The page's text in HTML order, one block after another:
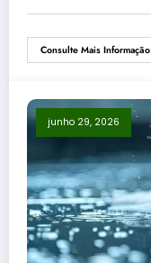
Consulte Mais Informação
junho 29, 2026